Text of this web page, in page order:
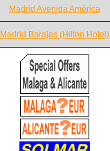
Madrid Avenida América
Madrid Barajas (Hilton Hotel)